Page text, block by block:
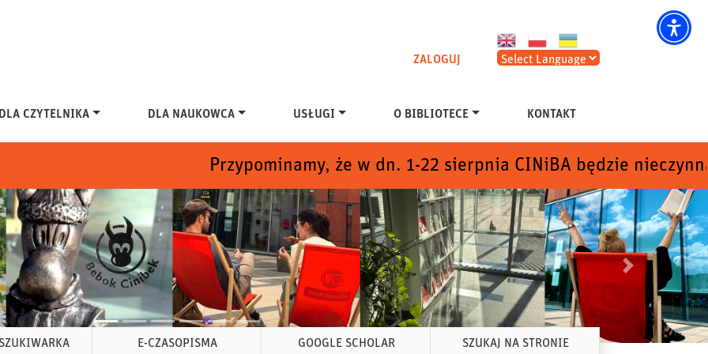
ZALOGUJ
DLA CZYTELNIKA DLA NAUKOWCA USŁUGI O BIBLIOTECE KONTAKT
Przypominamy, że w dn. 1-22 sierpnia CINiBA będzie nieczynna z
Nastepny
E-CZASOPISMA GOOGLE SCHOLAR SZUKAJ NA STRONIE